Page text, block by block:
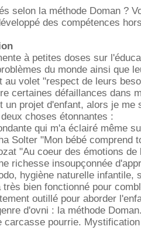
selon la méthode Doman ?
des compétences
à petites doses sur
du monde ainsi que
au volet "respect de leurs
certaines défaillances dans
un projet d'enfant, alors je me
choses étonnantes :
qui m'a éclairé même
Solter "Mon bébé comprend
"Au coeur des émotions de
richesse insoupçonnée
hygiène naturelle infantile,
bien fonctionné pour
outillé pour aborder
d'ovni : la méthode
pourrie.